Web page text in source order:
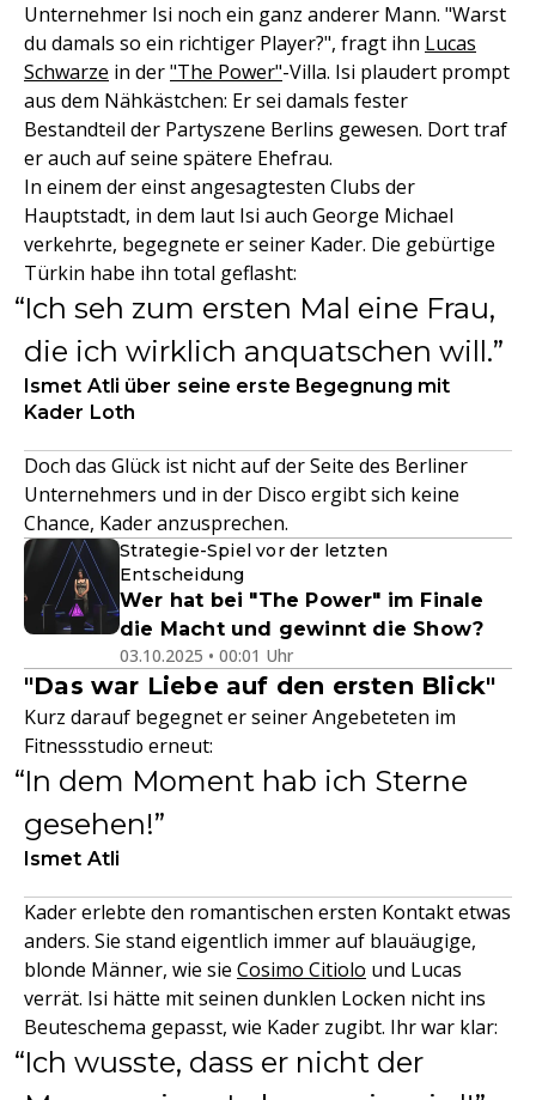
Unternehmer Isi noch ein ganz anderer Mann. "Warst
du damals so ein richtiger Player?", fragt ihn Lucas
Schwarze in der"The Power"-Villa. Isi plaudert prompt
aus dem Nähkästchen: Er sei damals fester
Bestandteil der Partyszene Berlins gewesen. Dort traf
er auch auf seine spätere Ehefrau.
In einem der einst angesagtesten Clubs der
Hauptstadt, in dem laut Isi auch George Michael
verkehrte, begegnete er seiner Kader. Die gebürtige
Türkin habe ihn total geflasht:
Ich seh zum ersten Mal eine Frau,
die ich wirklich anquatschen will.
Ismet Atli über seine erste Begegnung mit
Kader Loth
Doch das Glück ist nicht auf der Seite des Berliner
Unternehmers und in der Disco ergibt sich keine
Chance, Kader anzusprechen.
Strategie-Spiel vor der letzten
Entscheidung
Wer hat bei "The Power" im Finale
die Macht und gewinnt die Show?
03.10.2025 • 00:01 Uhr
"Das war Liebe auf den ersten Blick"
Kurz darauf begegnet er seiner Angebeteten im
Fitnessstudio erneut:
In dem Moment hab ich Sterne
gesehen!
Ismet Atli
Kader erlebte den romantischen ersten Kontakt etwas
anders. Sie stand eigentlich immer auf blauäugige,
blonde Männer, wie sie Cosimo Citiolo und Lucas
verrät. Isi hätte mit seinen dunklen Locken nicht ins
Beuteschema gepasst, wie Kader zugibt. Ihr war klar:
Ich wusste, dass er nicht der